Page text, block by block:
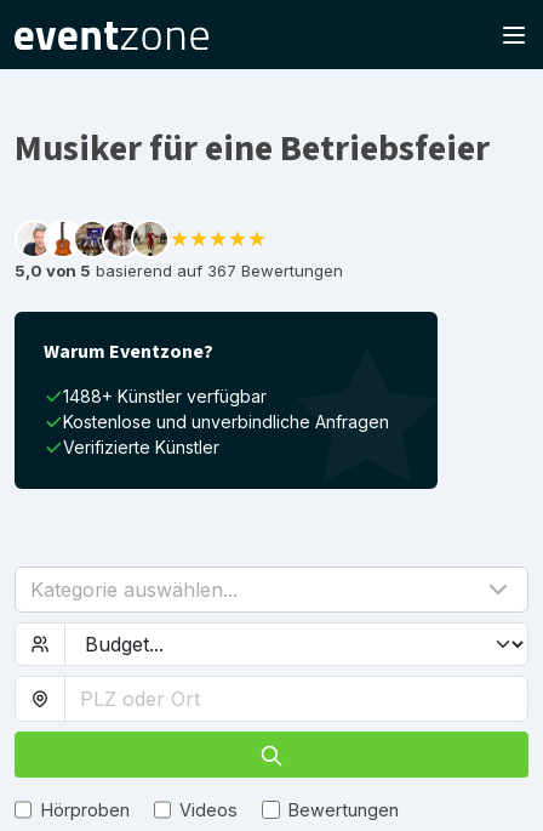
Musiker für eine Betriebsfeier
★★★★★
5,0 von 5 basierend auf 367 Bewertungen
Warum Eventzone?
1488+ Künstler verfügbar
Kostenlose und unverbindliche Anfragen
Verifizierte Künstler
Kategorie auswählen...
Hörproben Videos Bewertungen